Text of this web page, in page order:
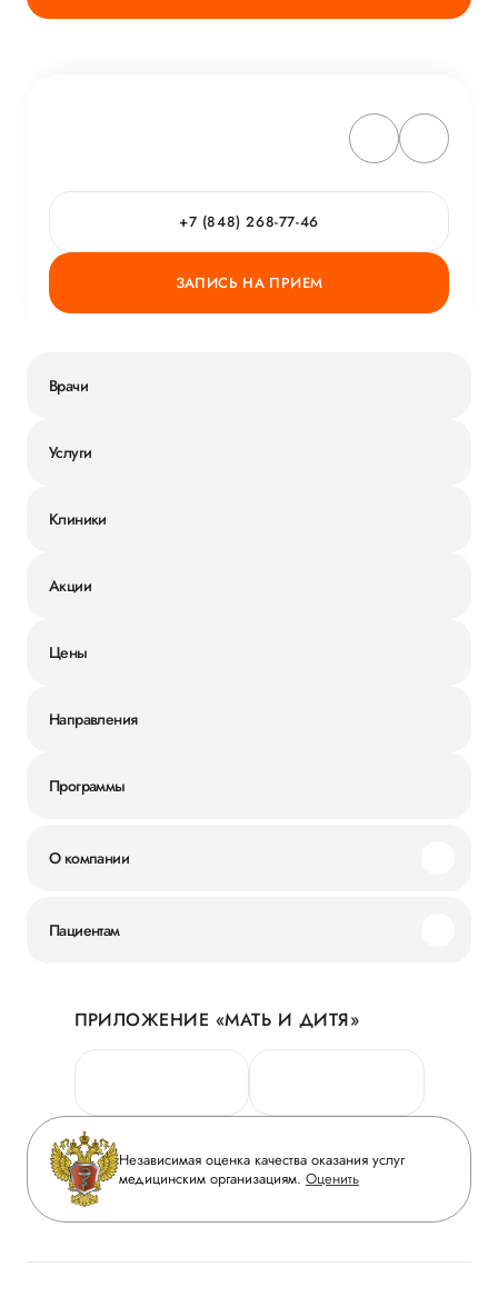
+7 (848) 268-77-46
ЗАПИСЬ НА ПРИЕМ
Врачи
Услуги
Клиники
Акции
Цены
Направления
Программы
О компании
Новости
Руководство
Сотрудничество
Инвесторам
Журнал «Мать и дитя»
Вакансии
Медицинский туризм
Пациентам
Личный кабинет
Персональные данные
Горячая линия качества
Вопрос-ответ
Приложение пациента
Статьи
ПРИЛОЖЕНИЕ «МАТЬ И ДИТЯ»
Независимая оценка качества оказания услуг
медицинским организациям. Оценить